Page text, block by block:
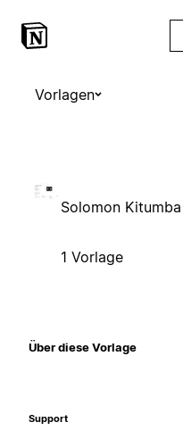
Vorlagen
Solomon Kitumba
1 Vorlage
Über diese Vorlage
Support